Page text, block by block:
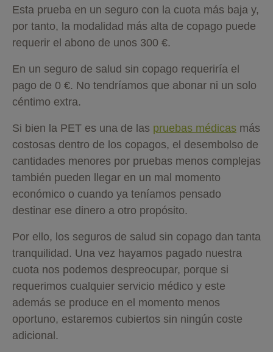
Esta prueba en un seguro con la cuota más baja y,
por tanto, la modalidad más alta de copago puede
requerir el abono de unos 300 €.
En un seguro de salud sin copago requeriría el
pago de 0 €. No tendríamos que abonar ni un solo
céntimo extra.
Si bien la PET es una de las pruebas médicas más
costosas dentro de los copagos, el desembolso de
cantidades menores por pruebas menos complejas
también pueden llegar en un mal momento
económico o cuando ya teníamos pensado
destinar ese dinero a otro propósito.
Por ello, los seguros de salud sin copago dan tanta
tranquilidad. Una vez hayamos pagado nuestra
cuota nos podemos despreocupar, porque si
requerimos cualquier servicio médico y este
además se produce en el momento menos
oportuno, estaremos cubiertos sin ningún coste
adicional.